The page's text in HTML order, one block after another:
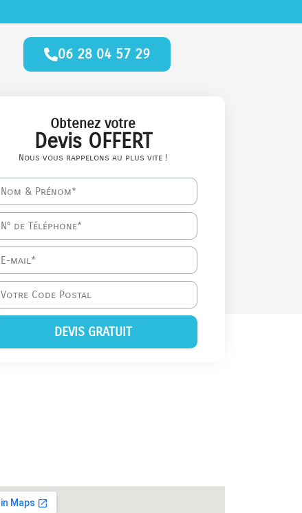
06 28 04 57 29
Obtenez votre
Devis OFFERT
Nous vous rappelons au plus vite !
DEVIS GRATUIT